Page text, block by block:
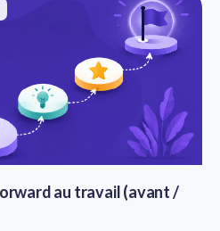
au travail (avant /